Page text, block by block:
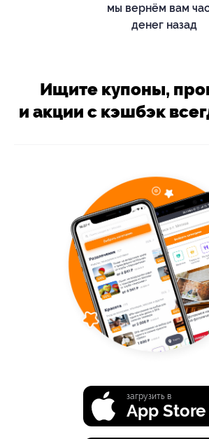
мы вернём вам
денег назад
Ищите купоны,
и акции с кэшбэк
загрузить в
App Store